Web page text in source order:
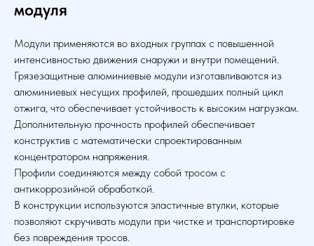
модуля
Модули применяются во входных группах с повышенной
интенсивностью движения снаружи и внутри помещений.
Грязезащитные алюминиевые модули изготавливаются из
алюминиевых несущих профилей, прошедших полный цикл
отжига, что обеспечивает устойчивость к высоким нагрузкам.
Дополнительную прочность профилей обеспечивает
конструктив с математически спроектированным
концентратором напряжения.
Профили соединяются между собой тросом с
антикоррозийной обработкой.
В конструкции используются эластичные втулки, которые
позволяют скручивать модули при чистке и транспортировке
без повреждения тросов.